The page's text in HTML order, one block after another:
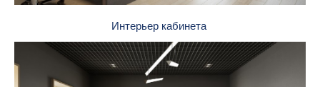
Интерьер кабинета